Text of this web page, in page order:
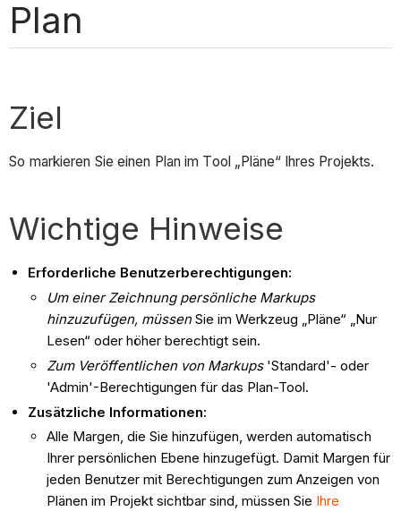
Plan
Ziel
So markieren Sie einen Plan im Tool „Pläne“ Ihres Projekts.
Wichtige Hinweise
Erforderliche Benutzerberechtigungen:
Um einer Zeichnung persönliche Markups
hinzuzufügen, müssenSie im Werkzeug „Pläne“ „Nur
Lesen“ oder höher berechtigt sein.
Zum Veröffentlichen von Markups'Standard'- oder
'Admin'-Berechtigungen für das Plan-Tool.
Zusätzliche Informationen:
Alle Margen, die Sie hinzufügen, werden automatisch
Ihrer persönlichen Ebene hinzugefügt. Damit Margen für
jeden Benutzer mit Berechtigungen zum Anzeigen von
Plänen im Projekt sichtbar sind, müssen Sie Ihre